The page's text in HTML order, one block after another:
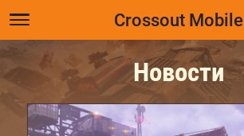
Crossout Mobile
Новости